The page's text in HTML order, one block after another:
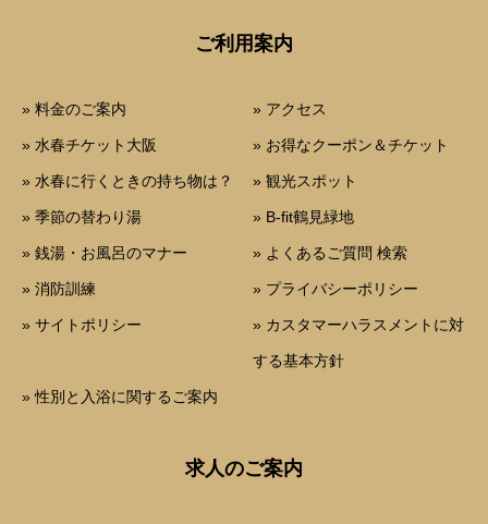
ご利用案内
» 料金のご案内 » アクセス
» 水春チケット大阪 » お得なクーポン＆チケット
» 水春に行くときの持ち物は？ » 観光スポット
» 季節の替わり湯 » B-fit鶴見緑地
» 銭湯・お風呂のマナー » よくあるご質問 検索
» 消防訓練 » プライバシーポリシー
» サイトポリシー » カスタマーハラスメントに対
する基本方針
» 性別と入浴に関するご案内
求人のご案内